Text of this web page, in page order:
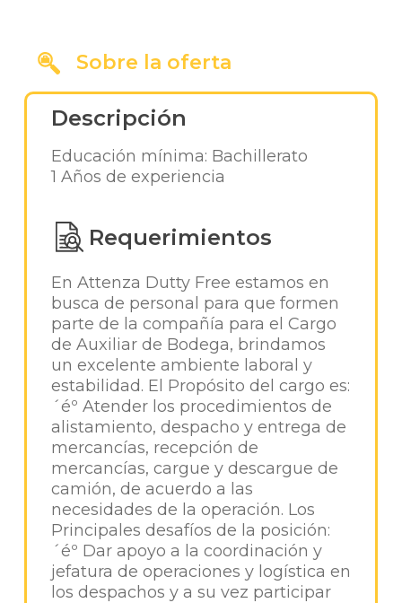
Sobre la oferta
Descripción
Educación mínima: Bachillerato
1 Años de experiencia
Requerimientos
En Attenza Dutty Free estamos en
busca de personal para que formen
parte de la compañía para el Cargo
de Auxiliar de Bodega, brindamos
un excelente ambiente laboral y
estabilidad. El Propósito del cargo es:
´éº Atender los procedimientos de
alistamiento, despacho y entrega de
mercancías, recepción de
mercancías, cargue y descargue de
camión, de acuerdo a las
necesidades de la operación. Los
Principales desafíos de la posición:
´éº Dar apoyo a la coordinación y
jefatura de operaciones y logística en
los despachos y a su vez participar